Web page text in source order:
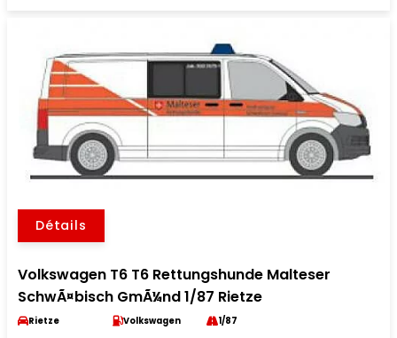
Détails
Volkswagen T6 T6 Rettungshunde Malteser
SchwÃ¤bisch GmÃ¼nd 1/87 Rietze
Rietze Volkswagen 1/87